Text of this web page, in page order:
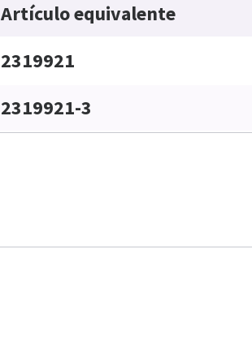
Artículo equivalente
2319921
2319921-3